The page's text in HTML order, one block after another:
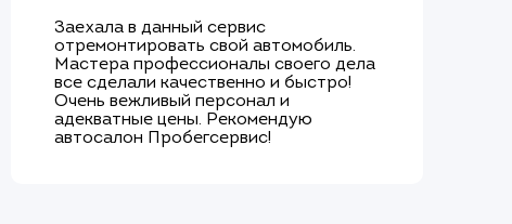
Заехала в данный сервис
отремонтировать свой автомобиль.
Мастера профессионалы своего дела
все сделали качественно и быстро!
Очень вежливый персонал и
адекватные цены. Рекомендую
автосалон Пробегсервис!